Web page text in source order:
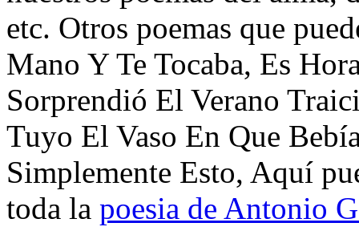
etc. Otros poemas que
Mano Y Te Tocaba, Es
Sorprendió El Verano
Tuyo El Vaso En Que
Simplemente Esto, Aquí
toda la poesia de Antonio